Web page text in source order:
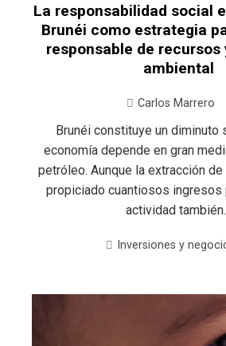
La responsabilidad social
Brunéi como estrategia
responsable de recursos
ambiental
Carlos Marrero
Brunéi constituye un diminuto
economía depende en gran
petróleo. Aunque la extracción
propiciado cuantiosos ingresos
actividad
Inversiones y